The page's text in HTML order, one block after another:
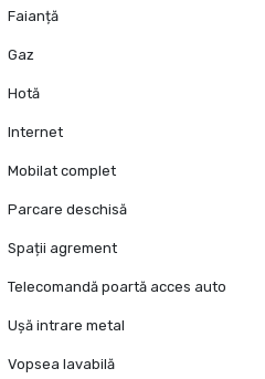
Faianță
Gaz
Hotă
Internet
Mobilat complet
Parcare deschisă
Spații agrement
Telecomandă poartă acces auto
Ușă intrare metal
Vopsea lavabilă